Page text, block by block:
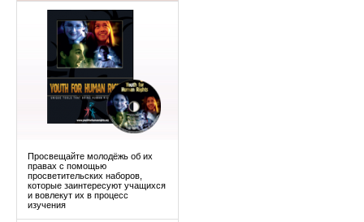
Просвещайте молодёжь об их
правах с помощью
просветительских наборов,
которые заинтересуют учащихся
и вовлекут их в процесс
изучения